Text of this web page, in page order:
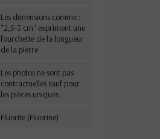
Les dimensions comme :
"2,5-3 cm" expriment une
fourchette de la longueur
de la pierre
Les photos ne sont pas
contractuelles sauf pour
les pièces uniques.
Fluorite (Fluorine)